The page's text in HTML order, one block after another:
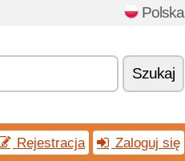
Polska
Szukaj
Rejestracja Zaloguj się